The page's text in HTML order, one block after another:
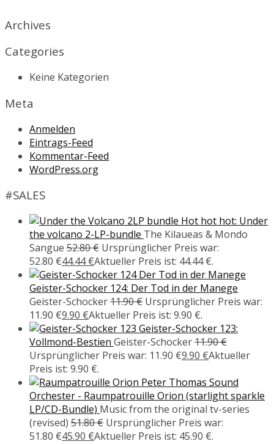
Archives
Categories
Keine Kategorien
Meta
Anmelden
Eintrags-Feed
Kommentar-Feed
WordPress.org
#SALES
Hot hot hot: Under
the volcano 2-LP-bundle The Kilaueas & Mondo
Sangue 52.80€ Ursprünglicher Preis war:
52.80 €44.44€Aktueller Preis ist: 44.44 €.
Geister-Schocker 124: Der Tod in der Manege
Geister-Schocker11.90€ Ursprünglicher Preis war:
11.90 €9.90 €Aktueller Preis ist: 9.90 €.
Geister-Schocker 123:
Vollmond-Bestien Geister-Schocker11.90€
Ursprünglicher Preis war: 11.90 €9.90 €Aktueller
Preis ist: 9.90 €.
Peter Thomas Sound
Orchester - Raumpatrouille Orion (starlight sparkle
LP/CD-Bundle) Music from the original tv-series
(revised) 51.80€ Ursprünglicher Preis war:
51.80 €45.90 €Aktueller Preis ist: 45.90 €.